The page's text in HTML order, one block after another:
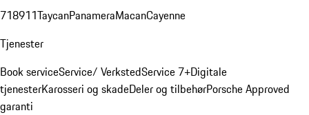
718911TaycanPanameraMacanCayenne
Tjenester
Book serviceService/ VerkstedService 7+Digitale
tjenesterKarosseri og skadeDeler og tilbehørPorsche Approved
garanti